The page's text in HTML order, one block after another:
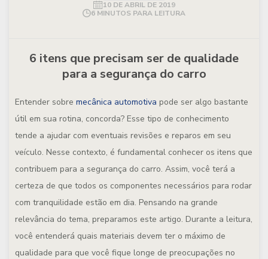
10 DE ABRIL DE 2019
6 MINUTOS PARA LEITURA
6 itens que precisam ser de qualidade
para a segurança do carro
Entender sobre mecânica automotiva pode ser algo bastante
útil em sua rotina, concorda? Esse tipo de conhecimento
tende a ajudar com eventuais revisões e reparos em seu
veículo. Nesse contexto, é fundamental conhecer os itens que
contribuem para a segurança do carro. Assim, você terá a
certeza de que todos os componentes necessários para rodar
com tranquilidade estão em dia. Pensando na grande
relevância do tema, preparamos este artigo. Durante a leitura,
você entenderá quais materiais devem ter o máximo de
qualidade para que você fique longe de preocupações no